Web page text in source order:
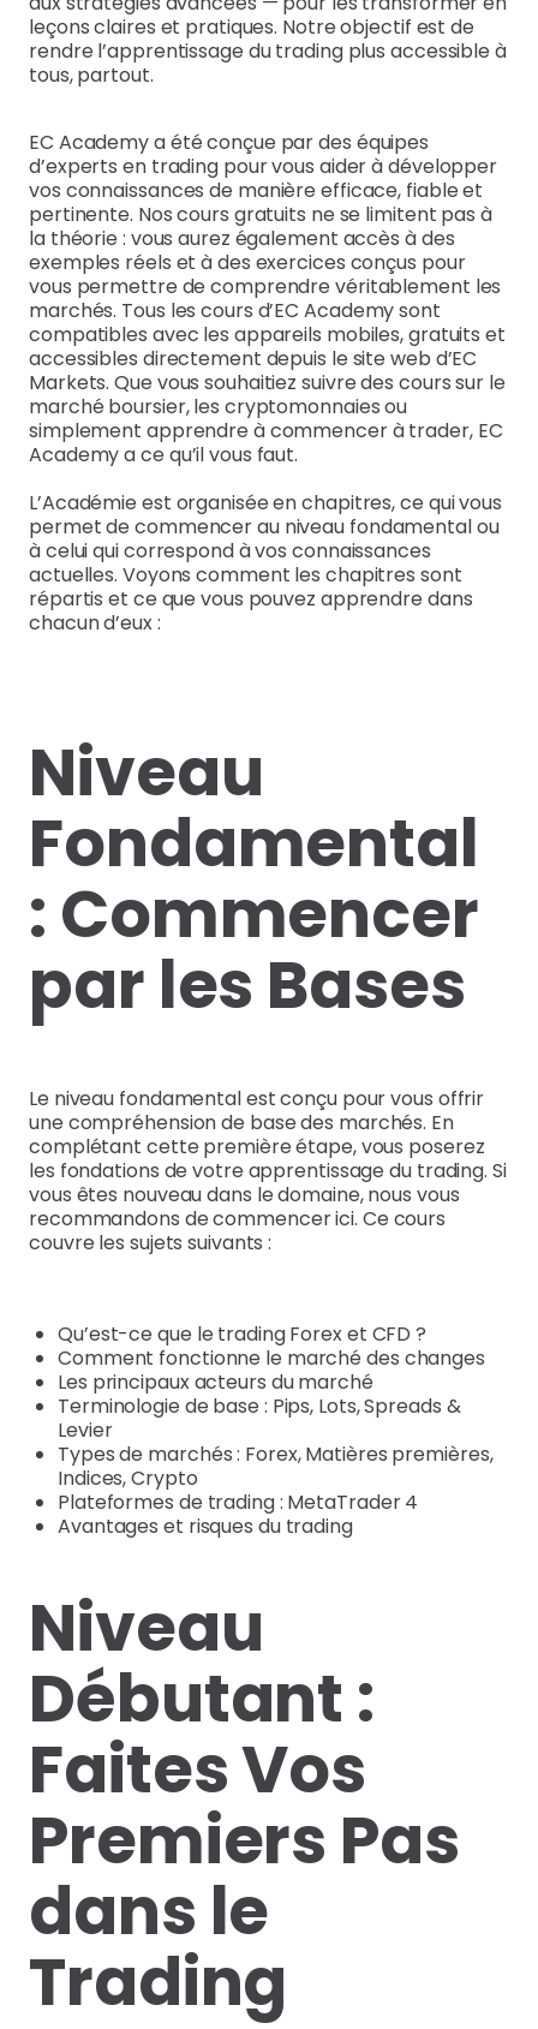
leçons claires et pratiques. Notre objectif est de
rendre l’apprentissage du trading plus accessible à
tous, partout.
EC Academy a été conçue par des équipes
d’experts en trading pour vous aider à développer
vos connaissances de manière efficace, fiable et
pertinente. Nos cours gratuits ne se limitent pas à
la théorie : vous aurez également accès à des
exemples réels et à des exercices conçus pour
vous permettre de comprendre véritablement les
marchés. Tous les cours d’EC Academy sont
compatibles avec les appareils mobiles, gratuits et
accessibles directement depuis le site web d’EC
Markets. Que vous souhaitiez suivre des cours sur le
marché boursier, les cryptomonnaies ou
simplement apprendre à commencer à trader, EC
Academy a ce qu’il vous faut.
L’Académie est organisée en chapitres, ce qui vous
permet de commencer au niveau fondamental ou
à celui qui correspond à vos connaissances
actuelles. Voyons comment les chapitres sont
répartis et ce que vous pouvez apprendre dans
chacun d’eux :
Niveau
Fondamental
: Commencer
par les Bases
Le niveau fondamental est conçu pour vous offrir
une compréhension de base des marchés. En
complétant cette première étape, vous poserez
les fondations de votre apprentissage du trading. Si
vous êtes nouveau dans le domaine, nous vous
recommandons de commencer ici. Ce cours
couvre les sujets suivants :
Qu’est-ce que le trading Forex et CFD ?
Comment fonctionne le marché des changes
Les principaux acteurs du marché
Terminologie de base : Pips, Lots, Spreads &
Levier
Types de marchés : Forex, Matières premières,
Indices, Crypto
Plateformes de trading : MetaTrader 4
Avantages et risques du trading
Niveau
Débutant :
Faites Vos
Premiers Pas
dans le
Trading